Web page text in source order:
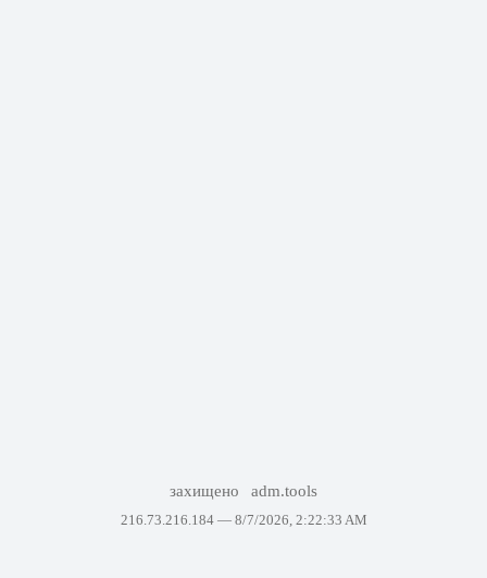
захищено adm.tools
216.73.216.184 — 8/7/2026, 2:22:33 AM